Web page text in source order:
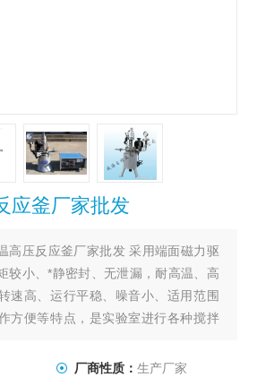
应釜厂家批发
高压反应釜厂家批发 采用端面磁力驱
较小、*静密封、无泄漏，耐高温、高
速高、运行平稳、噪音小、适用范围
方便等特点，是实验室进行各种搅拌
厂商性质： 生产厂家